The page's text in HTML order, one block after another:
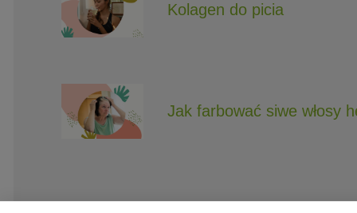
Kolagen do picia
Jak farbować siwe włosy